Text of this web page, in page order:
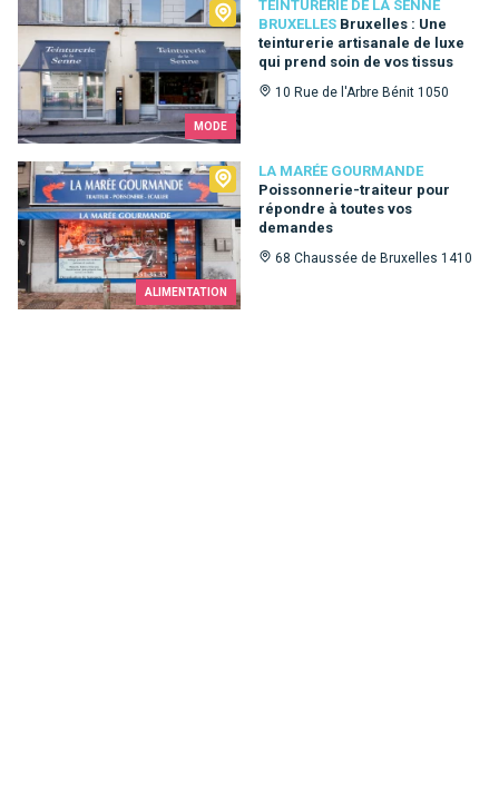
MODE
TEINTURERIE DE LA SENNE
BRUXELLES Bruxelles : Une
teinturerie artisanale de luxe
qui prend soin de vos tissus
10 Rue de l'Arbre Bénit 1050
Teinturerie de la Senne Bruxelles
ALIMENTATION
LA MARÉE GOURMANDE
Poissonnerie-traiteur pour
répondre à toutes vos
demandes
68 Chaussée de Bruxelles 1410
La Marée Gourmande